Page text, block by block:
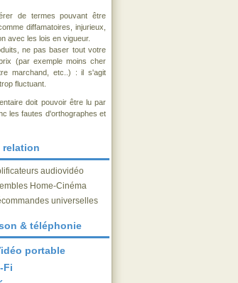
de termes pouvant être
diffamatoires, injurieux,
avec les lois en vigueur.
ne pas baser tout votre
(par exemple moins cher
marchand, etc..) : il s'agit
fluctuant.
doit pouvoir être lu par
les fautes d'orthographes et
relation
audiovidéo
Home-Cinéma
universelles
& téléphonie
portable
Fi